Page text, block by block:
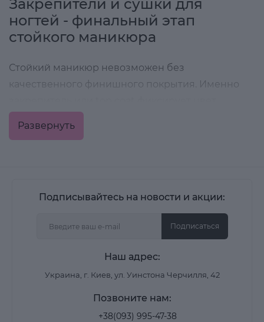
Закрепители и сушки для
ногтей - финальный этап
стойкого маникюра
Стойкий маникюр невозможен без
качественного финишного покрытия. Именно
защищает поверхность от сколов и царапин и
сохраняет аккуратный вид надолго.
покрытия для работы с гель-лаками для ногтей
использования, так и для домашнего маникюра.
Какие финишные покрытия
представлены
В каталоге можно выбрать:
Развернуть
Подписывайтесь на новости и акции:
Подписаться
Наш адрес:
Украина, г. Киев, ул. Уинстона Черчилля, 42
Позвоните нам:
+38(093) 995-47-38